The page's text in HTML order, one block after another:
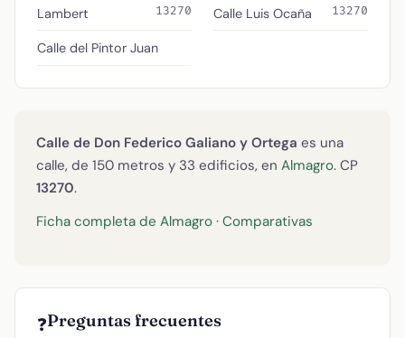
Lambert
13270
Calle del Pintor Juan
Calle Luis Ocaña 13270
Calle de Don Federico Galiano y Ortega es una
calle, de 150 metros y 33 edificios, en Almagro. CP
13270.
Ficha completa de Almagro · Comparativas
❓Preguntas frecuentes